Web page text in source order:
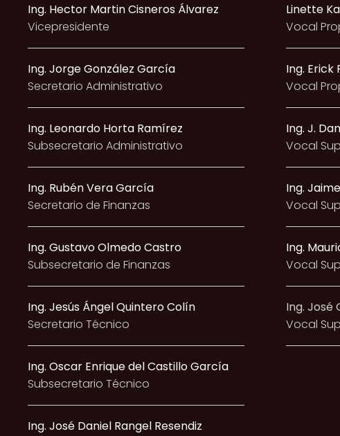
Ing. Hector Martin Cisneros Álvarez
Vicepresidente
Ing. Jorge González García
Secretario Administrativo
Ing. Leonardo Horta Ramírez
Subsecretario Administrativo​
Ing. Rubén Vera García
Secretario de Finanzas
Ing. Gustavo Olmedo Castro
Subsecretario de Finanzas
Ing. Jesús Ángel Quintero Colín
Secretario Técnico
Ing. Oscar Enrique del Castillo García
Subsecretario Técnico
Ing. José Daniel Rangel Resendiz
Linette
Vocal
Ing. Erick
Vocal
Ing. J.
Vocal
Ing.
Vocal
Ing.
Vocal
Ing. José
Vocal